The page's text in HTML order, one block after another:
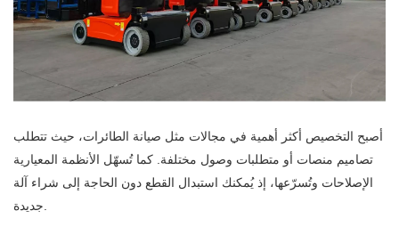
أصبح التخصيص أكثر أهمية في مجالات مثل صيانة الطائرات، حيث تتطلب
تصاميم منصات أو متطلبات وصول مختلفة. كما تُسهّل الأنظمة المعيارية
الإصلاحات وتُسرّعها، إذ يُمكنك استبدال القطع دون الحاجة إلى شراء آلة
جديدة.